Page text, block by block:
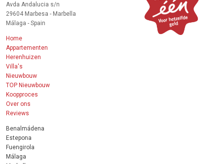
Avda Andalucia s/n
29604 Marbesa - Marbella
Málaga - Spain
Home
Appartementen
Herenhuizen
Villa's
Nieuwbouw
TOP Nieuwbouw
Koopproces
Over ons
Reviews
Benalmádena
Estepona
Fuengirola
Málaga